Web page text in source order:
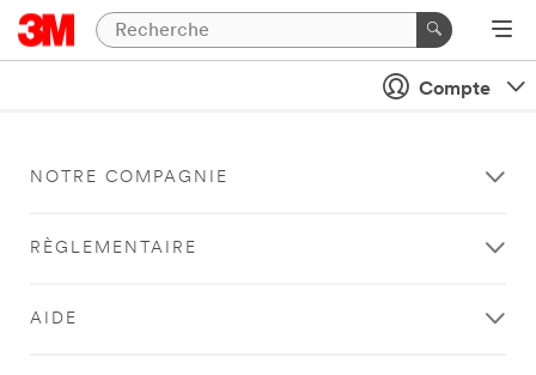
Compte
NOTRE COMPAGNIE
RÈGLEMENTAIRE
AIDE